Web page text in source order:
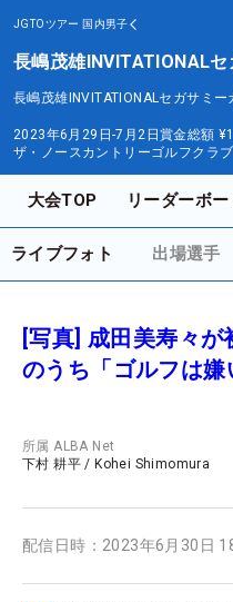
JGTOツアー 国内男子
長嶋茂雄INVITATIONAL
長嶋茂雄INVITATIONALセガサミ
2023年6月29日-7月2日賞金総額
ザ・ノースカントリーゴルフクラブ
大会TOP リーダーボー
ライブフォト 出場選手
[写真] 成田美寿々
のうち「ゴルフは嫌
所属ALBA Net
下村 耕平 / Kohei Shimomura
配信日時： 2023年6月30日